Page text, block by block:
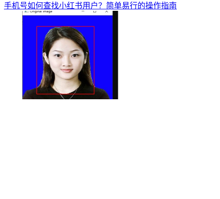
手机号如何查找小红书用户？简单易行的操作指南